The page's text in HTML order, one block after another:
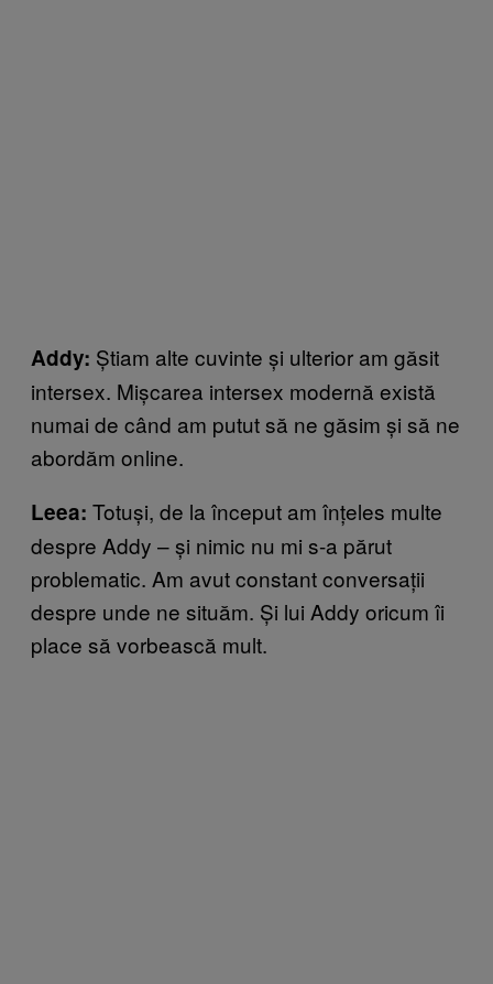
Addy: Știam alte cuvinte și ulterior am găsit
intersex. Mișcarea intersex modernă există
numai de când am putut să ne găsim și să ne
abordăm online.
Leea: Totuși, de la început am înțeles multe
despre Addy – și nimic nu mi s-a părut
problematic. Am avut constant conversații
despre unde ne situăm. Și lui Addy oricum îi
place să vorbească mult.